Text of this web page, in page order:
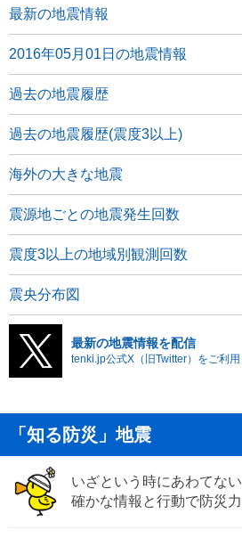
最新の地震情報
2016年05月01日の地震情報
過去の地震履歴
過去の地震履歴(震度3以上)
海外の大きな地震
震源地ごとの地震発生回数
震度3以上の地域別観測回数
震央分布図
最新の地震情報を配信
tenki.jp公式X（旧Twitter）をご利用
「知る防災」地震
いざという時にあわてな
確かな情報と行動で防災